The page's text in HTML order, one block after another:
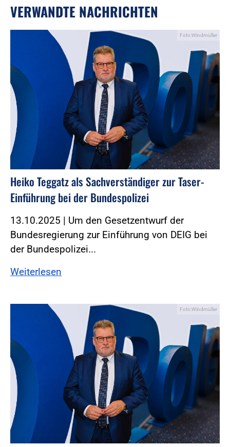
VERWANDTE NACHRICHTEN
Foto:Windmüller
Heiko Teggatz als Sachverständiger zur Taser-
Einführung bei der Bundespolizei
13.10.2025 | Um den Gesetzentwurf der
Bundesregierung zur Einführung von DEIG bei
der Bundespolizei...
Weiterlesen
Foto:Windmüller